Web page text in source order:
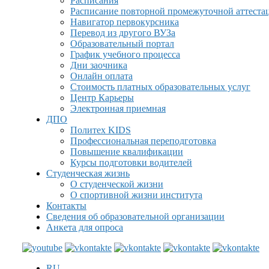
Расписание повторной промежуточной
Навигатор первокурсника
Перевод из другого ВУЗа
Образовательный портал
График учебного процесса
Дни заочника
Онлайн оплата
Стоимость платных образовательных услуг
Центр Карьеры
Электронная приемная
ДПО
Политех KIDS
Профессиональная переподготовка
Повышение квалификации
Курсы подготовки водителей
Студенческая жизнь
О студенческой жизни
О спортивной жизни института
Контакты
Сведения об образовательной организации
Анкета для опроса